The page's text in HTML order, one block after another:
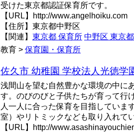
受けた東京都認証保育所です。
【URL】http://www.angelhoiku.com
【住所】東京都中野区
【関連】 東京都 保育所 中野区 東京
教育 > 保育園・保育所
佐久市 幼稚園 学校法人光徳学
浅間山を望む自然豊かな環境の中に
す。のびのびと子供たちが育って行
人一人に合った保育を目指していま
室）やリトミックなども取り入れて
【URL】http://